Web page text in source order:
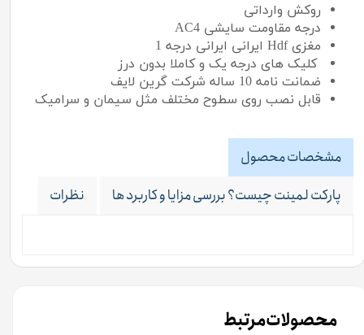
روکش وارداتی
درجه مقاومت سایشی AC4
مغزی Hdf ایرانی ایرانی درجه 1
کلیک های درجه یک و کاملا بدون درز
ضمانت نامه 10 ساله شرکت گرین لایف
قابل نصب روی سطوح مختلف مثل سیمان و سرامیک
مشخصات محصول
پارکت لمینت چیست؟ بررسی مزایا و کاربرد ها
نظرات
محصولات مرتبط